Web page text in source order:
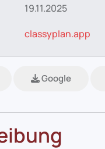
19.11.2025
classyplan.app
Google